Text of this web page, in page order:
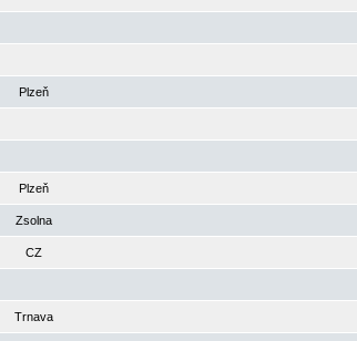
Plzeň
Plzeň
Zsolna
CZ
Trnava